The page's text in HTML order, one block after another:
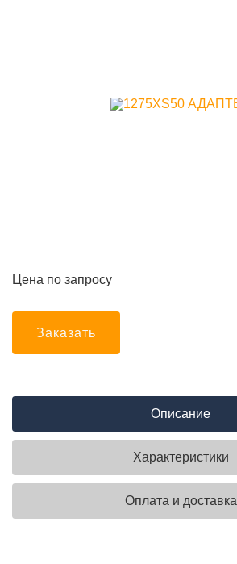
Цена по запросу
Заказать
Описание
Характеристики
Оплата и доставка